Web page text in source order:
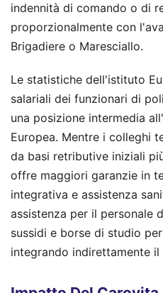
indennità di comando o di
proporzionalmente con
Brigadiere o Maresciallo.
Le statistiche dell'istituto
salariali dei funzionari di
una posizione intermedia
Europea. Mentre i colleghi
da basi retributive iniziali
offre maggiori garanzie in
integrativa e assistenza
assistenza per il personale
sussidi e borse di studio
integrando indirettamente